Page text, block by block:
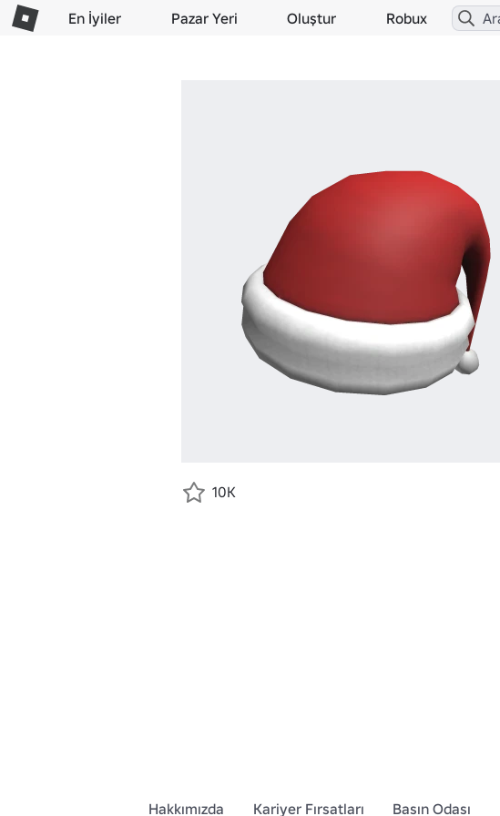
En İyiler Pazar Yeri Oluştur Robux
10K
Hakkımızda Kariyer Fırsatları Basın Odası